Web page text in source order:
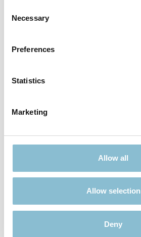
Selection
Necessary
Preferences
Statistics
Marketing
Allow all
Allow selection
Deny